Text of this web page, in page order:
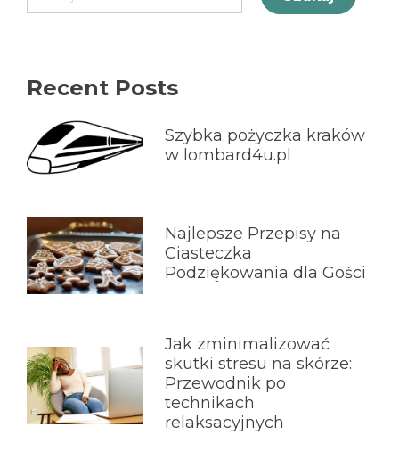
Recent Posts
Szybka pożyczka kraków
w lombard4u.pl
Najlepsze Przepisy na
Ciasteczka
Podziękowania dla Gości
Jak zminimalizować
skutki stresu na skórze:
Przewodnik po
technikach
relaksacyjnych